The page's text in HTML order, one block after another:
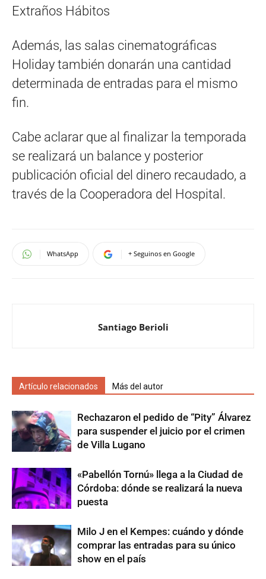
Extraños Hábitos
Además, las salas cinematográficas
Holiday también donarán una cantidad
determinada de entradas para el mismo
fin.
Cabe aclarar que al finalizar la temporada
se realizará un balance y posterior
publicación oficial del dinero recaudado, a
través de la Cooperadora del Hospital.
WhatsApp + Seguinos en Google
Santiago Berioli
Artículo relacionados Más del autor
Rechazaron el pedido de “Pity” Álvarez
para suspender el juicio por el crimen
de Villa Lugano
«Pabellón Tornú» llega a la Ciudad de
Córdoba: dónde se realizará la nueva
puesta
Milo J en el Kempes: cuándo y dónde
comprar las entradas para su único
show en el país